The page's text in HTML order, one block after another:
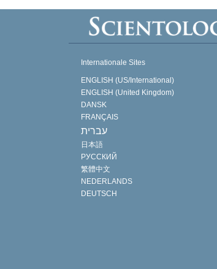
Internationale Sites
ENGLISH (US/International)
ENGLISH (United Kingdom)
DANSK
FRANÇAIS
עברית
日本語
РУССКИЙ
繁體中文
NEDERLANDS
DEUTSCH